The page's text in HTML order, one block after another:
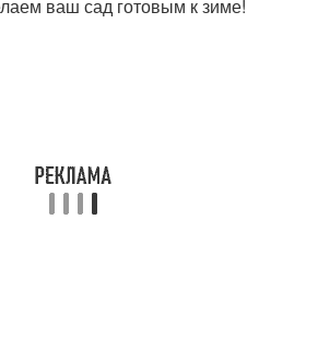
ваш сад готовым к зиме!